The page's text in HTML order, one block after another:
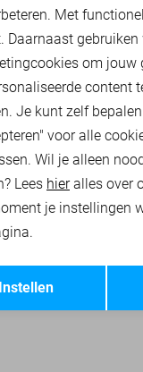
T-SHIRTS
cookies
Terug
Met
Daarnaast
om jouw
content
Je kunt zelf
voor alle
Wil je alleen
Lees hieralles over
je instellingen